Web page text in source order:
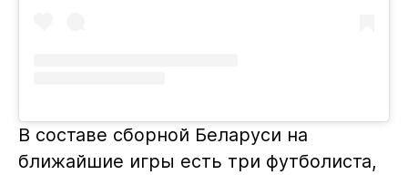
В составе сборной Беларуси на
ближайшие игры есть три футболиста,